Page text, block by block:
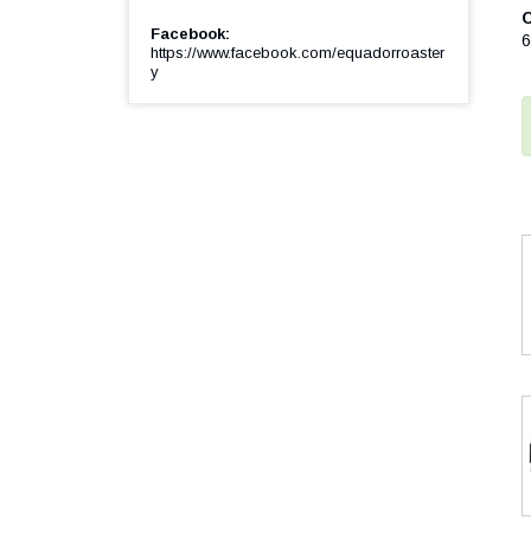
Facebook
https://www.facebook.com/equadorroaster
y